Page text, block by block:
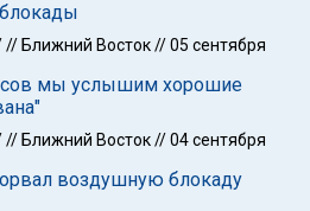
// Ближний Восток//05 сентября
мы услышим хорошие
// Ближний Восток//04 сентября
воздушную блокаду